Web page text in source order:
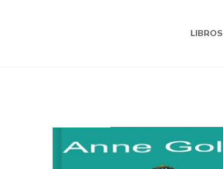
LIBROS